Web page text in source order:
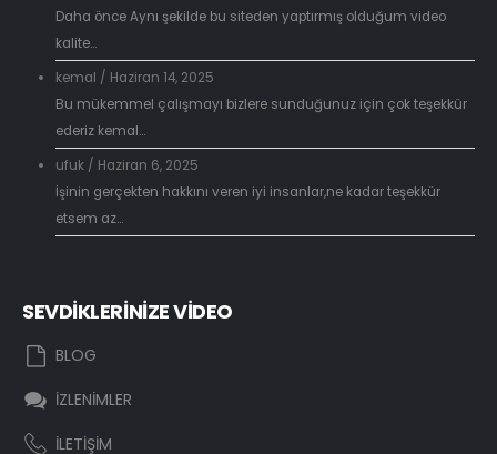
Daha önce Aynı şekilde bu siteden yaptırmış olduğum video
kalite...
kemal / Haziran 14, 2025
Bu mükemmel çalışmayı bizlere sunduğunuz için çok teşekkür
ederiz kemal...
ufuk/ Haziran 6, 2025
İşinin gerçekten hakkını veren iyi insanlar,ne kadar teşekkür
etsem az...
SEVDİKLERİNİZE VİDEO
BLOG
İZLENİMLER
İLETİŞİM